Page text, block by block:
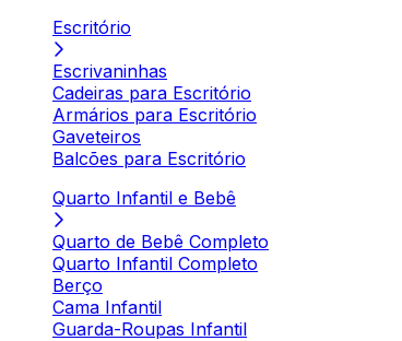
Escritório
Escrivaninhas
Cadeiras para Escritório
Armários para Escritório
Gaveteiros
Balcões para Escritório
Quarto Infantil e Bebê
Quarto de Bebê Completo
Quarto Infantil Completo
Berço
Cama Infantil
Guarda-Roupas Infantil